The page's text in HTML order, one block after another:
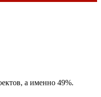
а именно 49%.